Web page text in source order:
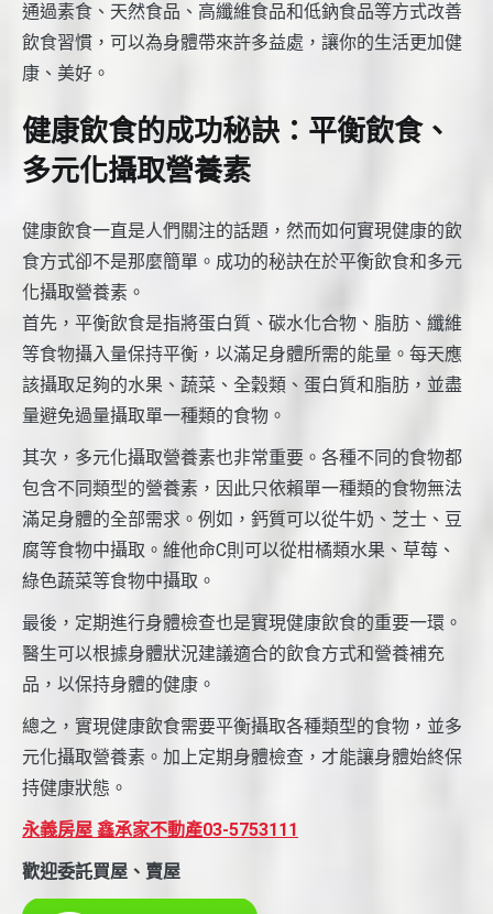
通過素食、天然食品、高纖維食品和低鈉食品等方式改善
飲食習慣，可以為身體帶來許多益處，讓你的生活更加健
康、美好。
健康飲食的成功秘訣：平衡飲食、
多元化攝取營養素
健康飲食一直是人們關注的話題，然而如何實現健康的飲
食方式卻不是那麼簡單。成功的秘訣在於平衡飲食和多元
化攝取營養素。
首先，平衡飲食是指將蛋白質、碳水化合物、脂肪、纖維
等食物攝入量保持平衡，以滿足身體所需的能量。每天應
該攝取足夠的水果、蔬菜、全穀類、蛋白質和脂肪，並盡
量避免過量攝取單一種類的食物。
其次，多元化攝取營養素也非常重要。各種不同的食物都
包含不同類型的營養素，因此只依賴單一種類的食物無法
滿足身體的全部需求。例如，鈣質可以從牛奶、芝士、豆
腐等食物中攝取。維他命C則可以從柑橘類水果、草莓、
綠色蔬菜等食物中攝取。
最後，定期進行身體檢查也是實現健康飲食的重要一環。
醫生可以根據身體狀況建議適合的飲食方式和營養補充
品，以保持身體的健康。
總之，實現健康飲食需要平衡攝取各種類型的食物，並多
元化攝取營養素。加上定期身體檢查，才能讓身體始終保
持健康狀態。
永義房屋 鑫承家不動產03-5753111
歡迎委託買屋、賣屋